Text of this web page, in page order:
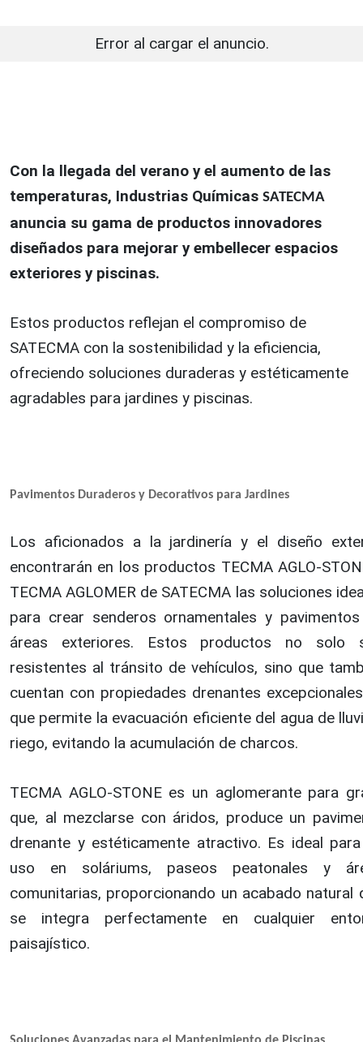
Error al cargar el anuncio.
Con la llegada del verano y el aumento de las
temperaturas, Industrias Químicas SATECMA
anuncia su gama de productos innovadores
diseñados para mejorar y embellecer espacios
exteriores y piscinas.
Estos productos reflejan el compromiso de
SATECMA con la sostenibilidad y la eficiencia,
ofreciendo soluciones duraderas y estéticamente
agradables para jardines y piscinas.
Pavimentos Duraderos y Decorativos para Jardines
Los aficionados a la jardinería y el diseño
encontrarán en los productos TECMA AGLO-
TECMA AGLOMER de SATECMA las soluciones
para crear senderos ornamentales y
áreas exteriores. Estos productos no solo
resistentes al tránsito de vehículos, sino que
cuentan con propiedades drenantes
que permite la evacuación eficiente del agua de
riego, evitando la acumulación de charcos.
TECMA AGLO-STONE es un aglomerante para
que, al mezclarse con áridos, produce un
drenante y estéticamente atractivo. Es ideal
uso en soláriums, paseos peatonales y
comunitarias, proporcionando un acabado natural
se integra perfectamente en cualquier
paisajístico.